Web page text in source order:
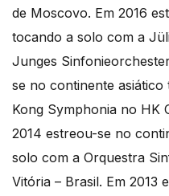
de Moscovo. Em 2016
tocando a solo com a
Junges
se no continente
Kong Symphonia no HK
2014 estreou-se no
solo com a Orquestra
Vitória – Brasil. Em 2013